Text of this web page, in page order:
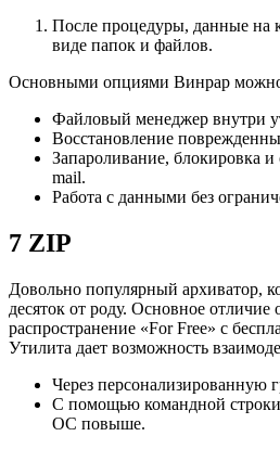
После процедуры, данные на
виде папок и файлов.
Основными опциями Винрар можно
Файловый менеджер внутри
Восстановление
Запароливание, блокировка
mail.
Работа с данными без
7 ZIP
Довольно популярный архиватор,
десяток от роду. Основное отличие
распространение «For Free» с
Утилита дает возможность
Через персонализированную
С помощью командной
ОС повыше.